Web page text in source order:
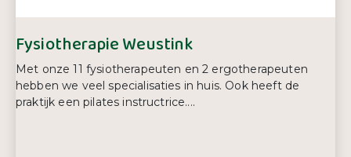
Fysiotherapie Weustink
Met onze 11 fysiotherapeuten en 2 ergotherapeuten
hebben we veel specialisaties in huis. Ook heeft de
praktijk een pilates instructrice....